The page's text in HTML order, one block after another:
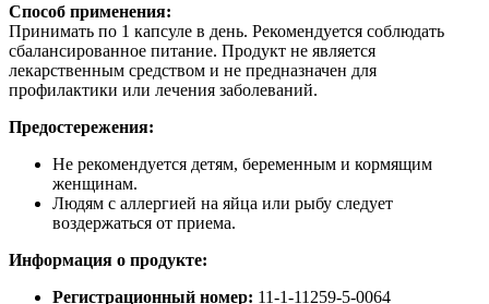
Способ применения:
Принимать по 1 капсуле в день. Рекомендуется соблюдать
сбалансированное питание. Продукт не является
лекарственным средством и не предназначен для
профилактики или лечения заболеваний.
Предостережения:
Не рекомендуется детям, беременным и кормящим
женщинам.
Людям с аллергией на яйца или рыбу следует
воздержаться от приема.
Информация о продукте:
Регистрационный номер: 11-1-11259-5-0064